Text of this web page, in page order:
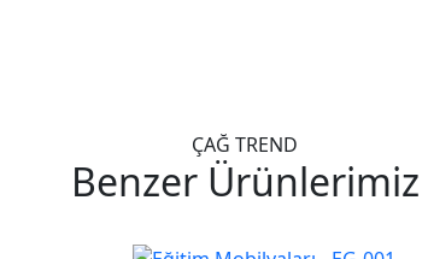
ÇAĞ TREND
Benzer Ürünlerimiz